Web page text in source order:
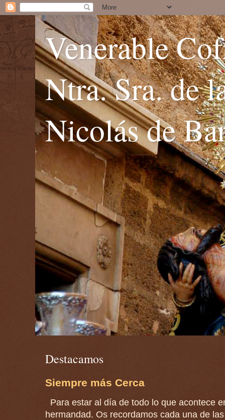
Venerable
Ntra. Sra. de
Nicolás de
Destacamos
Siempre más Cerca
Para estar al día de todo lo que acontece
hermandad. Os recordamos cada una de